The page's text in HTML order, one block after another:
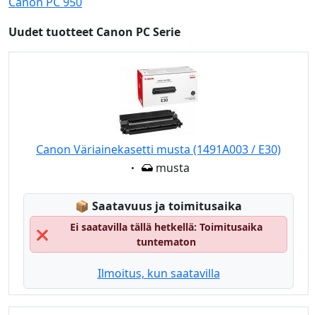
Uudet tuotteet Canon PC Serie
Canon Väriainekasetti musta (1491A003 / E30)
Eigenschaft:
musta
📦 Lagerstatus:
Saatavuus ja toimitusaika
❌
Ei saatavilla tällä hetkellä: Toimitusaika
tuntematon
Ilmoitus, kun saatavilla